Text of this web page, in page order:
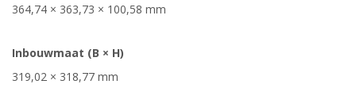
364,74 × 363,73 × 100,58 mm
Inbouwmaat (B × H)
319,02 × 318,77 mm